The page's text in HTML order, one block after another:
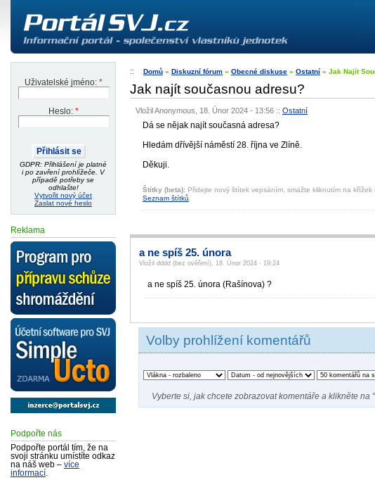
Uživatelské jméno: *
Heslo: *
GDPR: Přihlášení je platné
i po zavření prohlížeče. V
případě potřeby se
odhlašte!
Vytvořit nový účet
Zaslat nové heslo
Reklama
Podpořte nás
Podpořte portál tím, že na
svoji stránku umístíte odkaz
na náš web – více
informací
Domů » Diskuzní fórum » Obecné diskuse » Ostatní » Jak Najít
Jak najít současnou adresu?
Vložil Anonymous, 18. Únor 2024 - 13:56 :: Ostatní
Dá se nějak najít současná adresa?
Hledám dřívější náměstí 28. října ve Zlíně.
Děkuji.
Štítky (beta): Přidejte nový štítek vepsáním, smažte kliknutím na
Seznam štítků.
a ne spíš 25. února
Vložil dddd (bez ověření), 18. Únor 2024 - 19:24
a ne spíš 25. února (Rašínova) ?
Volby prohlížení komentářů
Vyberte si, jak chcete zobrazovat komentáře a klikněte na